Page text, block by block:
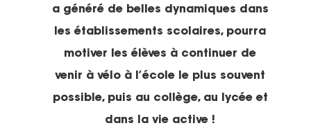
a généré de belles dynamiques dans
les établissements scolaires, pourra
motiver les élèves à continuer de
venir à vélo à l’école le plus souvent
possible, puis au collège, au lycée et
dans la vie active !
Fancy Women Bike
Projections de films
Cartoparties
En milieu scolaire
Animations
2026 : les résultats
adultes
Une vélo-école
c’est ?
Bilan 2025
Adhérer – Espace
Bénévolez-vous !
Projet et historique
Nous
Se déplacer
5 place Bir-Hakeim